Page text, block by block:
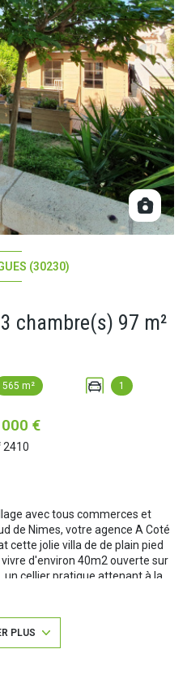
(30230)
Maison 4 pièce(s) 3 chambre(s) 97 m²
565 m² 1
€
2410
avec tous commerces et
de Nimes, votre agence A Coté
cette jolie villa de de plain pied
d'environ 40m2 ouverte sur
un cellier pratique attenant à la
le chauffage est central
climatisation réversible.
PLUS